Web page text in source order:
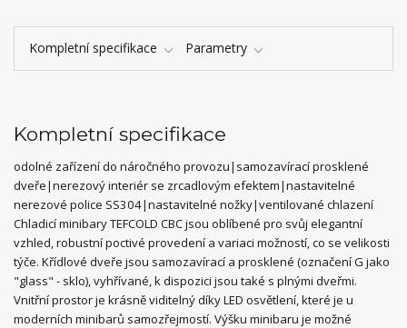
Kompletní specifikace Parametry
Kompletní specifikace
odolné zařízení do náročného provozu|samozavírací prosklené
dveře|nerezový interiér se zrcadlovým efektem|nastavitelné
nerezové police SS304|nastavitelné nožky|ventilované chlazení
Chladicí minibary TEFCOLD CBC jsou oblíbené pro svůj elegantní
vzhled, robustní poctivé provedení a variaci možností, co se velikosti
týče. Křídlové dveře jsou samozavírací a prosklené (označení G jako
"glass" - sklo), vyhřívané, k dispozici jsou také s plnými dveřmi.
Vnitřní prostor je krásně viditelný díky LED osvětlení, které je u
moderních minibarů samozřejmostí. Výšku minibaru je možné